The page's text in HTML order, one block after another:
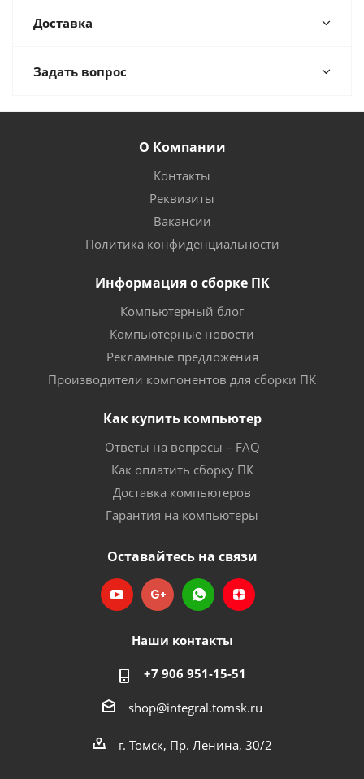
Доставка
Задать вопрос
О Компании
Контакты
Реквизиты
Вакансии
Политика конфиденциальности
Информация о сборке ПК
Компьютерный блог
Компьютерные новости
Рекламные предложения
Производители компонентов для сборки ПК
Как купить компьютер
Ответы на вопросы – FAQ
Как оплатить сборку ПК
Доставка компьютеров
Гарантия на компьютеры
Оставайтесь на связи
Наши контакты
+7 906 951-15-51
shop@integral.tomsk.ru
г. Томск, Пр. Ленина, 30/2